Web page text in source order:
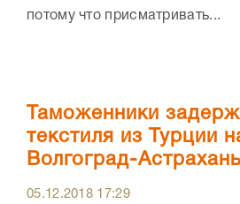
потому что присматривать...
Таможенники
текстиля из Турции
Волгоград-Астрахань
05.12.2018 17:29